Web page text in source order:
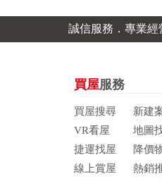
誠信服務．專業
買屋服務
買屋搜尋
新建
VR看屋
地圖
捷運找屋
降價
線上賞屋
熱銷